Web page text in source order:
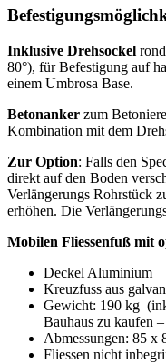
Inklusive Drehsockel
80°), für Befestigung auf
einem Umbrosa Base.
Betonanker zum
Kombination mit dem
Zur Option: Falls den
direkt auf den Boden
Verlängerungs Rohrstück
erhöhen. Die
Mobilen Fliessenfuß mit
Deckel Aluminium
Kreuzfuss aus
Gewicht: 190 kg
Bauhaus zu kaufen
Abmessungen: 85 x
Fliessen nicht